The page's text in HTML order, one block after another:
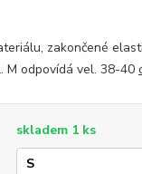
zakončené
M odpovídá vel. 38-40
skladem 1 ks